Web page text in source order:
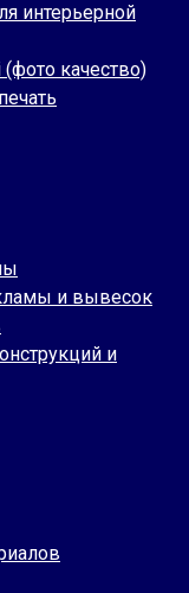
интерьерной
качество)
и вывесок
и